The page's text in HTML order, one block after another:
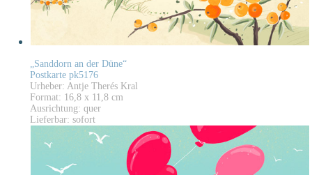
„Sanddorn an der Düne“
Postkarte pk5176
Urheber: Antje Therés Kral
Format: 16,8 x 11,8 cm
Ausrichtung: quer
Lieferbar: sofort